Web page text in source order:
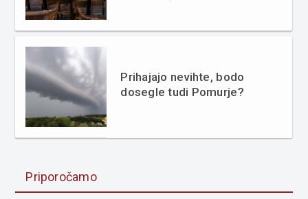
Prihajajo nevihte, bodo
dosegle tudi Pomurje?
Priporočamo